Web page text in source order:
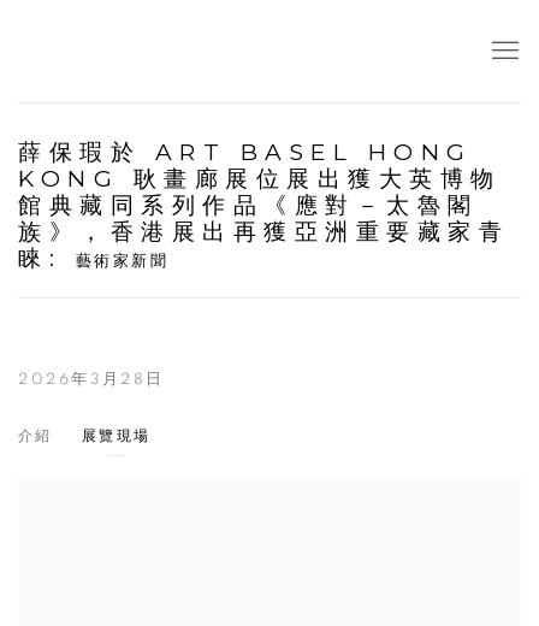
薛保瑕於 ART BASEL HONG
KONG 耿畫廊展位展出獲大英博物
館典藏同系列作品《應對－太魯閣
族》，香港展出再獲亞洲重要藏家青
睞 : 藝術家新聞
2026年3月28日
介紹 展覽現場